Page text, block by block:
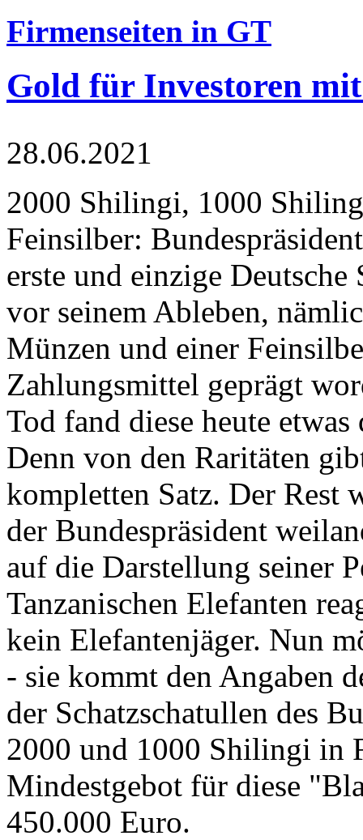
Firmenseiten in GT
Gold für Investoren
28.06.2021
2000 Shilingi, 1000
Feinsilber:
erste und einzige Deutsche
vor seinem Ableben,
Münzen und einer
Zahlungsmittel geprägt
Tod fand diese heute
Denn von den Raritäten
kompletten Satz. Der Rest
der Bundespräsident
auf die Darstellung seiner
Tanzanischen Elefanten
kein Elefantenjäger. Nun
- sie kommt den Angaben
der Schatzschatullen des
2000 und 1000 Shilingi in
Mindestgebot für diese
450.000 Euro.